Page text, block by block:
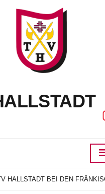
DAS NEUE VEREINSHEFT IST DA!